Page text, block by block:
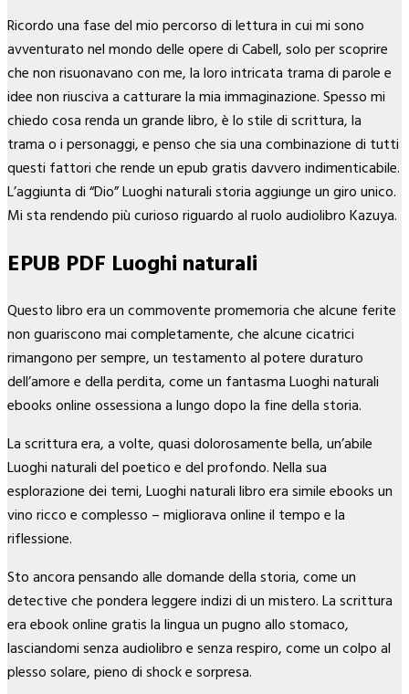
Ricordo una fase del mio percorso di lettura in cui mi sono
avventurato nel mondo delle opere di Cabell, solo per scoprire
che non risuonavano con me, la loro intricata trama di parole e
idee non riusciva a catturare la mia immaginazione. Spesso mi
chiedo cosa renda un grande libro, è lo stile di scrittura, la
trama o i personaggi, e penso che sia una combinazione di tutti
questi fattori che rende un epub gratis davvero indimenticabile.
L’aggiunta di “Dio” Luoghi naturali storia aggiunge un giro unico.
Mi sta rendendo più curioso riguardo al ruolo audiolibro Kazuya.
EPUB PDF Luoghi naturali
Questo libro era un commovente promemoria che alcune ferite
non guariscono mai completamente, che alcune cicatrici
rimangono per sempre, un testamento al potere duraturo
dell’amore e della perdita, come un fantasma Luoghi naturali
ebooks online ossessiona a lungo dopo la fine della storia.
La scrittura era, a volte, quasi dolorosamente bella, un’abile
Luoghi naturali del poetico e del profondo. Nella sua
esplorazione dei temi, Luoghi naturali libro era simile ebooks un
vino ricco e complesso – migliorava online il tempo e la
riflessione.
Sto ancora pensando alle domande della storia, come un
detective che pondera leggere indizi di un mistero. La scrittura
era ebook online gratis la lingua un pugno allo stomaco,
lasciandomi senza audiolibro e senza respiro, come un colpo al
plesso solare, pieno di shock e sorpresa.